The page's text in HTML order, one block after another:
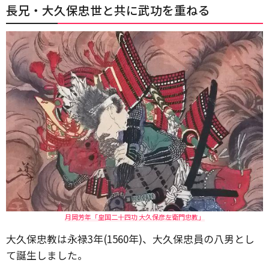
長兄・大久保忠世と共に武功を重ねる
月岡芳年「皇国二十四功 大久保彦左衛門忠教」
大久保忠教は永禄3年(1560年)、大久保忠員の八男とし
て誕生しました。